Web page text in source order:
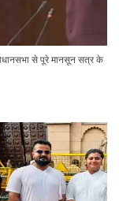
से पूरे मानसून सत्र के